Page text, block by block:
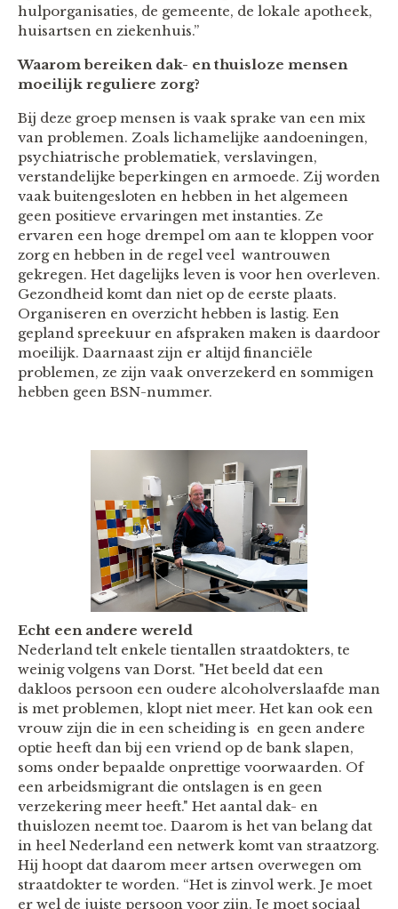
hulporganisaties, de gemeente, de lokale apotheek,
huisartsen en ziekenhuis.”
Waarom bereiken dak- en thuisloze mensen
moeilijk reguliere zorg?
Bij deze groep mensen is vaak sprake van een mix
van problemen. Zoals lichamelijke aandoeningen,
psychiatrische problematiek, verslavingen,
verstandelijke beperkingen en armoede. Zij worden
vaak buitengesloten en hebben in het algemeen
geen positieve ervaringen met instanties. Ze
ervaren een hoge drempel om aan te kloppen voor
zorg en hebben in de regel veel wantrouwen
gekregen. Het dagelijks leven is voor hen overleven.
Gezondheid komt dan niet op de eerste plaats.
Organiseren en overzicht hebben is lastig. Een
gepland spreekuur en afspraken maken is daardoor
moeilijk. Daarnaast zijn er altijd financiële
problemen, ze zijn vaak onverzekerd en sommigen
hebben geen BSN-nummer.
Echt een andere wereld
Nederland telt enkele tientallen straatdokters, te
weinig volgens van Dorst. "Het beeld dat een
dakloos persoon een oudere alcoholverslaafde man
is met problemen, klopt niet meer. Het kan ook een
vrouw zijn die in een scheiding is en geen andere
optie heeft dan bij een vriend op de bank slapen,
soms onder bepaalde onprettige voorwaarden. Of
een arbeidsmigrant die ontslagen is en geen
verzekering meer heeft." Het aantal dak- en
thuislozen neemt toe. Daarom is het van belang dat
in heel Nederland een netwerk komt van straatzorg.
Hij hoopt dat daarom meer artsen overwegen om
straatdokter te worden. “Het is zinvol werk. Je moet
er wel de juiste persoon voor zijn. Je moet sociaal